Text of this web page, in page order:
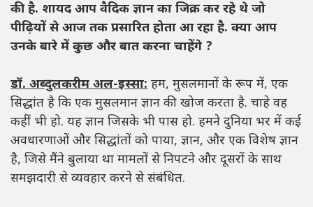
की है. शायद आप वैदिक ज्ञान का जिक्र कर रहे थे जो
पीढ़ियों से आज तक प्रसारित होता आ रहा है. क्या आप
उनके बारे में कुछ और बात करना चाहेंगे ?
डॉ. अब्दुलकरीम अल-इस्सा: हम, मुसलमानों के रूप में, एक
सिद्धांत है कि एक मुसलमान ज्ञान की खोज करता है. चाहे वह
कहीं भी हो. यह ज्ञान जिसके भी पास हो. हमने दुनिया भर में कई
अवधारणाओं और सिद्धांतों को पाया, ज्ञान, और एक विशेष ज्ञान
है, जिसे मैंने बुलाया था मामलों से निपटने और दूसरों के साथ
समझदारी से व्यवहार करने से संबंधित.